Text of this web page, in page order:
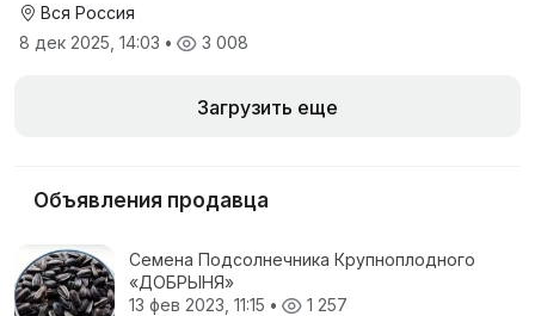
Вся Россия
8 дек 2025, 14:03 • 3 008
Загрузить еще
Объявления продавца
Семена Подсолнечника Крупноплодного
«ДОБРЫНЯ»
13 фев 2023, 11:15 • 1 257